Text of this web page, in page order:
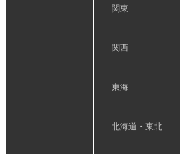
関東
関西
東海
北海道・東北